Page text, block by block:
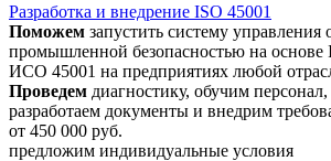
Разработка и внедрение ISO 45001
Поможем запустить систему управления
промышленной безопасностью на
ИСО 45001 на предприятиях любой
Проведем диагностику, обучим
разработаем документы и внедрим
от 450 000 руб.
предложим индивидуальные условия